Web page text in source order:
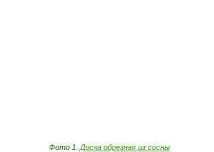
Фото 1. Доска обрезная из сосны